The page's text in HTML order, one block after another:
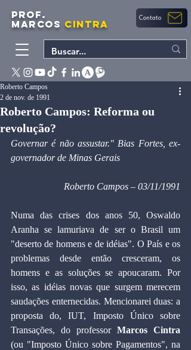
PROF.
MARCOS CINTRA Contato
Roberto Campos: Reforma ou
revolução?
Roberto Campos
2 de nov. de 1991
Governar é não assustar." Bias Fortes, ex-
governador de Minas Gerais
Roberto Campos – 03/11/1991
Numa das crises dos anos 50, Oswaldo
Aranha se lamuriava de ser o Brasil um
"deserto de homens e de idéias". O País e os
problemas desde então cresceram, os
homens e as soluções se apoucaram. Por
isso, as idéias novas que surgem merecem
saudações enternecidas. Mencionarei duas: a
proposta do, IUT, Imposto Único sobre
Transações, do professor Marcos Cintra
(ou "Imposto Único sobre Pagamentos", na